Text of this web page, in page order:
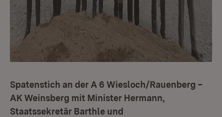
Spatenstich an der A 6 Wiesloch/Rauenberg –
AK Weinsberg mit Minister Hermann,
Staatssekretär Barthle und